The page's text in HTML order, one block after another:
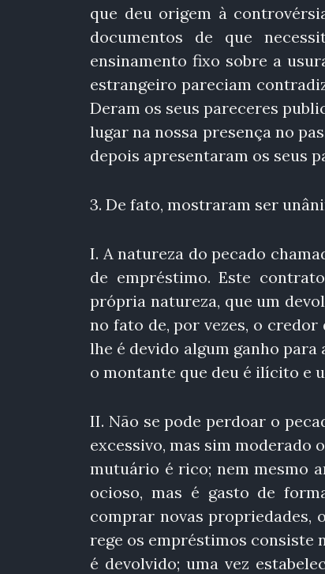
que deu origem à
documentos de que
ensinamento fixo sobre a
estrangeiro pareciam
Deram os seus pareceres
lugar na nossa presença no
depois apresentaram os seus
3. De fato, mostraram ser
I. A natureza do pecado
de empréstimo. Este
própria natureza, que um
no fato de, por vezes, o
lhe é devido algum ganho
o montante que deu é ilícito e
II. Não se pode perdoar o
excessivo, mas sim moderado
mutuário é rico; nem mesmo
ocioso, mas é gasto de
comprar novas propriedades,
rege os empréstimos consiste
é devolvido; uma vez